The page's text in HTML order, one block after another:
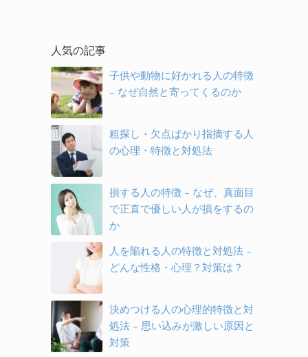
人気の記事
子供や動物に好かれる人の特徴
– なぜ自然と寄ってくるのか
粗探し・欠点ばかり指摘する人
の心理・特徴と対処法
損する人の特徴 – なぜ、真面目
で正直で優しい人が損をするの
か
人を陥れる人の特徴と対処法 –
どんな性格・心理？対策は？
決めつける人の心理的特徴と対
処法 – 思い込みが激しい原因と
対策